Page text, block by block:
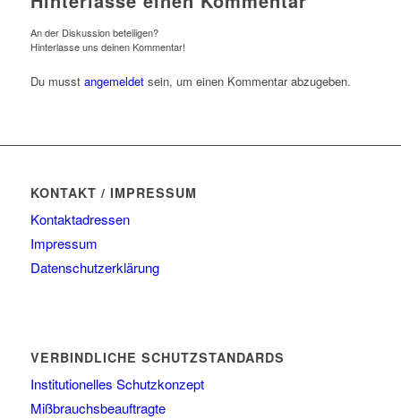
An der Diskussion beteiligen?
Hinterlasse uns deinen Kommentar!
Du musst angemeldetsein, um einen Kommentar abzugeben.
KONTAKT / IMPRESSUM
Kontaktadressen
Impressum
Datenschutzerklärung
VERBINDLICHE SCHUTZSTANDARDS
Institutionelles Schutzkonzept
Mißbrauchsbeauftragte